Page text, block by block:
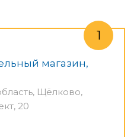
магазин,
Щёлково,
20